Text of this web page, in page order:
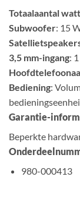
Totaalaantal
Subwoofer: 15
3,5 mm-ingang: 1
Bediening:
Garantie-
Beperkte
980-000413